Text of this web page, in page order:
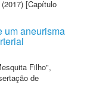
(2017) [Capítulo
um aneurisma
Filho",
de